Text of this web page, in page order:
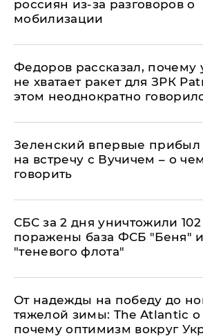
россиян из-за разговоров о
мобилизации
Федоров рассказал, почему
не хватает ракет для ЗРК
этом неоднократно
Зеленский впервые
на встречу с Вучичем – о
говорить
СБС за 2 дня уничтожили
поражены база ФСБ "Беня"
"теневого флота"
От надежды на победу до
тяжелой зимы: The Atlantic о
почему оптимизм вокруг